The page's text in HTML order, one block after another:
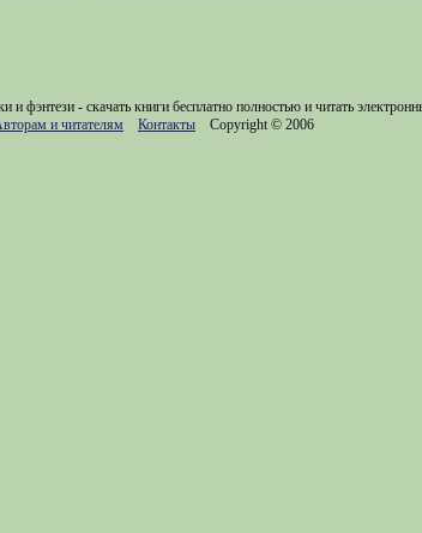
и фэнтези - скачать книги бесплатно полностью и читать
и читателям
Контакты Copyright © 2006